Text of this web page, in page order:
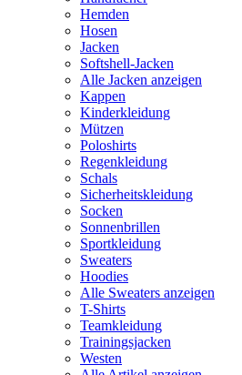
Hemden
Hosen
Jacken
Softshell-Jacken
Alle Jacken anzeigen
Kappen
Kinderkleidung
Mützen
Poloshirts
Regenkleidung
Schals
Sicherheitskleidung
Socken
Sonnenbrillen
Sportkleidung
Sweaters
Hoodies
Alle Sweaters anzeigen
T-Shirts
Teamkleidung
Trainingsjacken
Westen